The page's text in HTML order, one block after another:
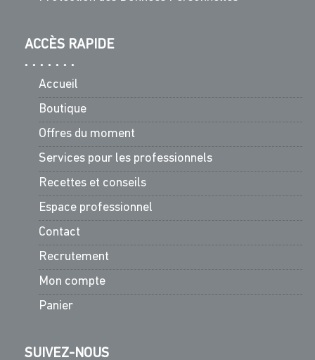
ACCÈS RAPIDE
Accueil
Boutique
Offres du moment
Services pour les professionnels
Recettes et conseils
Espace professionnel
Contact
Recrutement
Mon compte
Panier
SUIVEZ-NOUS